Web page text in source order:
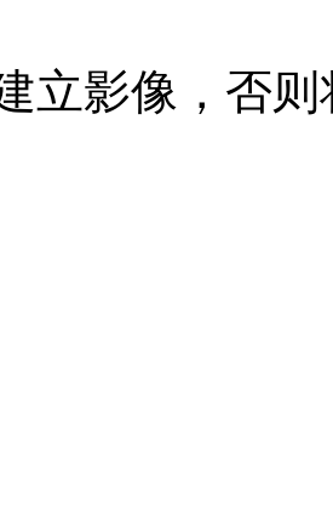
立影像，否